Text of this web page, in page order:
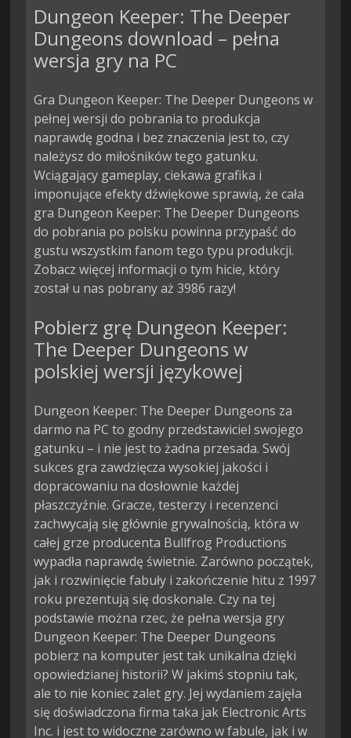
Dungeon Keeper: The Deeper
Dungeons download – pełna
wersja gry na PC
Gra Dungeon Keeper: The Deeper Dungeons w
pełnej wersji do pobrania to produkcja
naprawdę godna i bez znaczenia jest to, czy
należysz do miłośników tego gatunku.
Wciągający gameplay, ciekawa grafika i
imponujące efekty dźwiękowe sprawią, że cała
gra Dungeon Keeper: The Deeper Dungeons
do pobrania po polsku powinna przypaść do
gustu wszystkim fanom tego typu produkcji.
Zobacz więcej informacji o tym hicie, który
został u nas pobrany aż 3986 razy!
Pobierz grę Dungeon Keeper:
The Deeper Dungeons w
polskiej wersji językowej
Dungeon Keeper: The Deeper Dungeons za
darmo na PC to godny przedstawiciel swojego
gatunku – i nie jest to żadna przesada. Swój
sukces gra zawdzięcza wysokiej jakości i
dopracowaniu na dosłownie każdej
płaszczyźnie. Gracze, testerzy i recenzenci
zachwycają się głównie grywalnością, która w
całej grze producenta Bullfrog Productions
wypadła naprawdę świetnie. Zarówno początek,
jak i rozwinięcie fabuły i zakończenie hitu z 1997
roku prezentują się doskonale. Czy na tej
podstawie można rzec, że pełna wersja gry
Dungeon Keeper: The Deeper Dungeons
pobierz na komputer jest tak unikalna dzięki
opowiedzianej historii? W jakimś stopniu tak,
ale to nie koniec zalet gry. Jej wydaniem zajęła
się doświadczona firma taka jak Electronic Arts
Inc. i jest to widoczne zarówno w fabule, jak i w